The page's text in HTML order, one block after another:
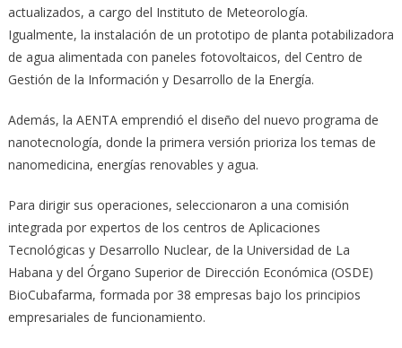
actualizados, a cargo del Instituto de Meteorología.
Igualmente, la instalación de un prototipo de planta potabilizadora
de agua alimentada con paneles fotovoltaicos, del Centro de
Gestión de la Información y Desarrollo de la Energía.
Además, la AENTA emprendió el diseño del nuevo programa de
nanotecnología, donde la primera versión prioriza los temas de
nanomedicina, energías renovables y agua.
Para dirigir sus operaciones, seleccionaron a una comisión
integrada por expertos de los centros de Aplicaciones
Tecnológicas y Desarrollo Nuclear, de la Universidad de La
Habana y del Órgano Superior de Dirección Económica (OSDE)
BioCubafarma, formada por 38 empresas bajo los principios
empresariales de funcionamiento.